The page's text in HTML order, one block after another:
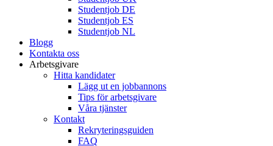
Studentjob DE
Studentjob ES
Studentjob NL
Blogg
Kontakta oss
Arbetsgivare
Hitta kandidater
Lägg ut en jobbannons
Tips för arbetsgivare
Våra tjänster
Kontakt
Rekryteringsguiden
FAQ